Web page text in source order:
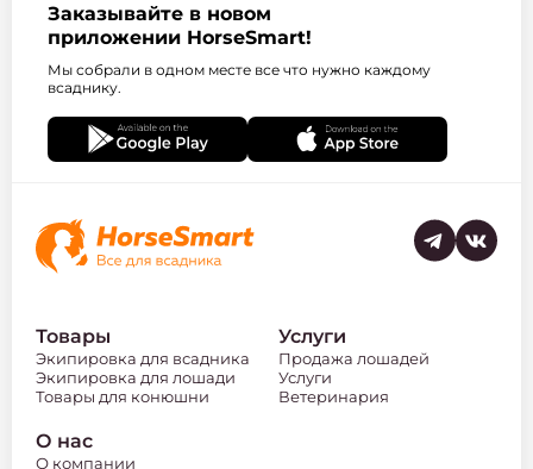
Заказывайте в новом
приложении HorseSmart!
Мы собрали в одном месте все что нужно каждому
всаднику.
Товары
Экипировка для всадника
Экипировка для лошади
Товары для конюшни
Услуги
Продажа лошадей
Услуги
Ветеринария
О нас
О компании